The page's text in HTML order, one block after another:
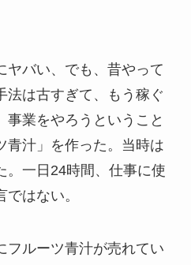
ヤバい、でも、昔やって
法は古すぎて、もう稼ぐ
事業をやろうということ
青汁」を作った。当時は
。一日24時間、仕事に使
はない。
フルーツ青汁が売れてい